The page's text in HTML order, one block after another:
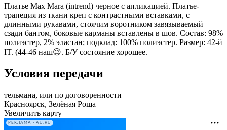
Платье Max Mara (intrend) черное с апликацией. Платье-
трапеция из ткани креп с контрастными вставками, с
длинными рукавами, стоячим воротником завязываемый
сзади бантом, боковые карманы вставлены в шов. Состав: 98%
полиэстер, 2% эластан; подклад: 100% полиэстер. Размер: 42-й
IT. (44-46 наш😉. Б/У состояние хорошее.
Условия передачи
тельмана, или по договоренности
Красноярск, Зелёная Роща
Увеличить карту
РЕКЛАМА • AU.RU